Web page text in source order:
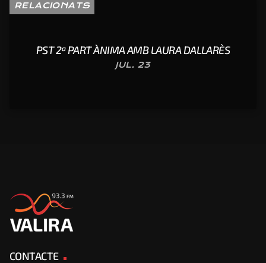
RELACIONATS
PST 2ª PART ÀNIMA AMB LAURA DALLARÈS
JUL. 23
CONTACTE